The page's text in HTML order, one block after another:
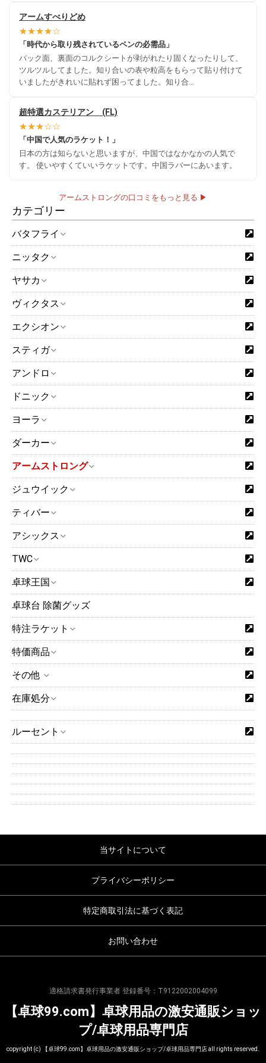
カテゴリー
バタフライ
ニッタク
ヤサカ
ヴィクタス
エクシオン
スティガ
アンドロ
ドニック
ヨーラ
ダーカー
アームストロング
ジュウイック
ティバー
アシックス
TWC
卓球王国
卓球台 除菌グッズ
特注ラケット
特価商品
その他
在庫処分
ルーセント
アームすべりどめ
★★★★☆
「時代から取り残されているペンの必需品」
バック面、裏面のコルクシートが剥がれたり固くなったりして、
ツルツルしてました。知り合いの表や粒高をもらって貼り付けて
いましたがきれいに貼れず困ってました。知り合…
超特選カステリアン (FL)
★★★☆☆
「中国で人気のラケット！」
日本の方は知らないと思いますが、中国ではなかなかの人気で
す。 使いやすくていいラケットです。中国ラバーにあいます。
アームストロングの口コミをもっと見る ▶
当サイトについて
プライバシーポリシー
特定商取引法に基づく表記
お問い合わせ
適格請求書発行事業者 登録番号：T9122002004099
【卓球99.com】卓球用品の激安通販ショッ
プ/卓球用品専門店
copyright (c) 【卓球99.com】卓球用品の激安通販ショップ/卓球用品専門店 all rights reserved.